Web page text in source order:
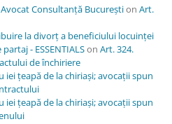
Consultanță Bucureștion Art.
la divorț a beneficiului locuinței
- ESSENTIALSon Art. 324.
de închiriere
iei țeapă de la chiriași; avocații spun
iei țeapă de la chiriași; avocații spun